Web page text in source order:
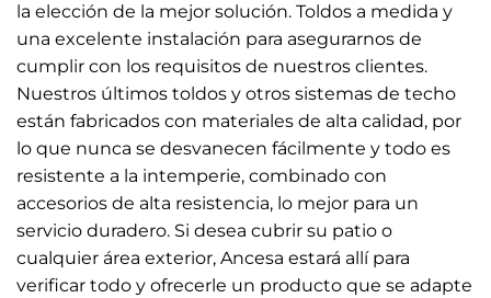
la elección de la mejor solución. Toldos a medida y
una excelente instalación para asegurarnos de
cumplir con los requisitos de nuestros clientes.
Nuestros últimos toldos y otros sistemas de techo
están fabricados con materiales de alta calidad, por
lo que nunca se desvanecen fácilmente y todo es
resistente a la intemperie, combinado con
accesorios de alta resistencia, lo mejor para un
servicio duradero. Si desea cubrir su patio o
cualquier área exterior, Ancesa estará allí para
verificar todo y ofrecerle un producto que se adapte